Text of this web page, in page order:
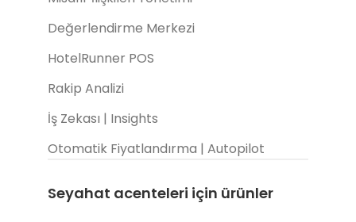
Değerlendirme Merkezi
HotelRunner POS
Rakip Analizi
İş Zekası | Insights
Otomatik Fiyatlandırma | Autopilot
Seyahat acenteleri için ürünler